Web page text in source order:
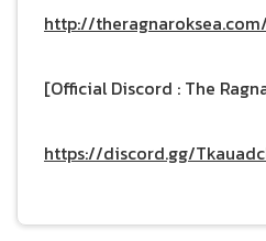
http://theragnaroksea.com/
[Official Discord : The
https://discord.gg/